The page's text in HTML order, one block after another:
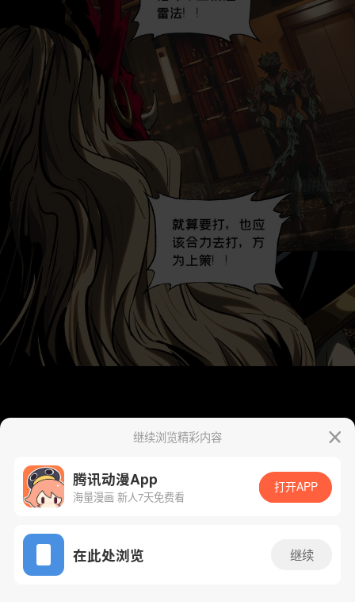
App免费看
继续浏览精彩内容
腾讯动漫App
海量漫画 新人7天免费看
打开APP
在此处浏览 继续